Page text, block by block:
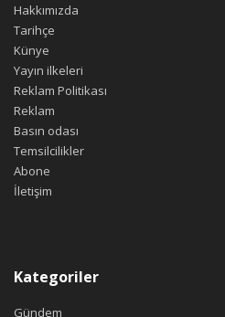
Hakkımızda
Tarihçe
Künye
Yayın ilkeleri
Reklam Politikası
Reklam
Basın odası
Temsilcilikler
Abone
İletişim
Kategoriler
Gündem